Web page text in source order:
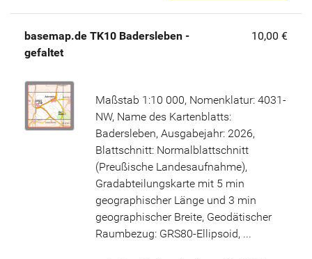
basemap.de TK10 Badersleben -
gefaltet
10,00 €
Maßstab 1:10 000, Nomenklatur: 4031-
NW, Name des Kartenblatts:
Badersleben, Ausgabejahr: 2026,
Blattschnitt: Normalblattschnitt
(Preußische Landesaufnahme),
Gradabteilungskarte mit 5 min
geographischer Länge und 3 min
geographischer Breite, Geodätischer
Raumbezug: GRS80-Ellipsoid, ...